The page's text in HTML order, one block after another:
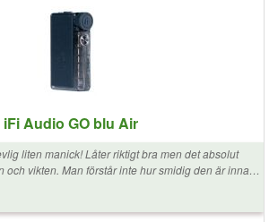
iFi Audio GO blu Air
liten manick! Låter riktigt bra men det absolut
och vikten. Man förstår inte hur smidig den är innan
musiken. Stort plus för mikrofon så man kan ta
på språng. BT signalen är riktigt stabil med min